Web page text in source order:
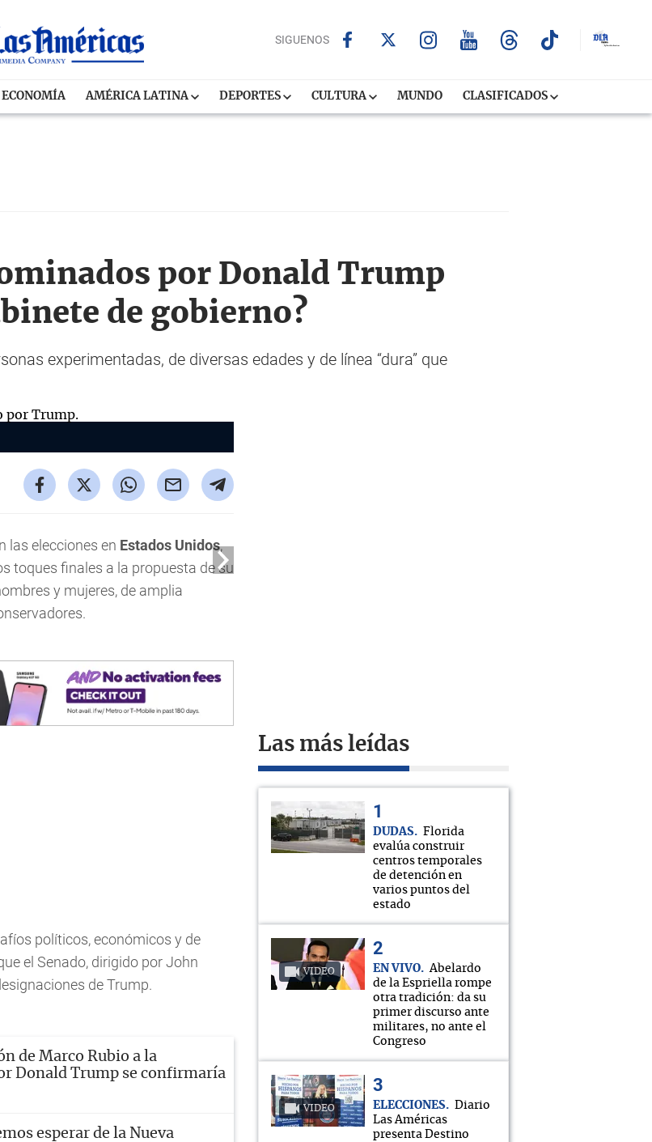
SIGUENOS
ECONOMÍA AMÉRICA LATINA DEPORTES CULTURA MUNDO CLASIFICADOS
por Donald Trump
de gobierno?
experimentadas, de diversas edades y de línea “dura” que
las elecciones en Estados Unidos,
toques finales a la propuesta de su
y mujeres, de amplia
políticos, económicos y de
el Senado, dirigido por John
de Trump.
de Marco Rubio a la
Donald Trump se confirmaría
esperar de la Nueva
Las más leídas
DUDAS
Florida
evalúa construir
centros temporales
de detención en
varios puntos del
estado
VIDEO EN VIVO
Abelardo
de la Espriella rompe
otra tradición: da su
primer discurso ante
militares, no ante el
Congreso
VIDEO ELECCIONES
Diario
Las Américas
presenta Destino